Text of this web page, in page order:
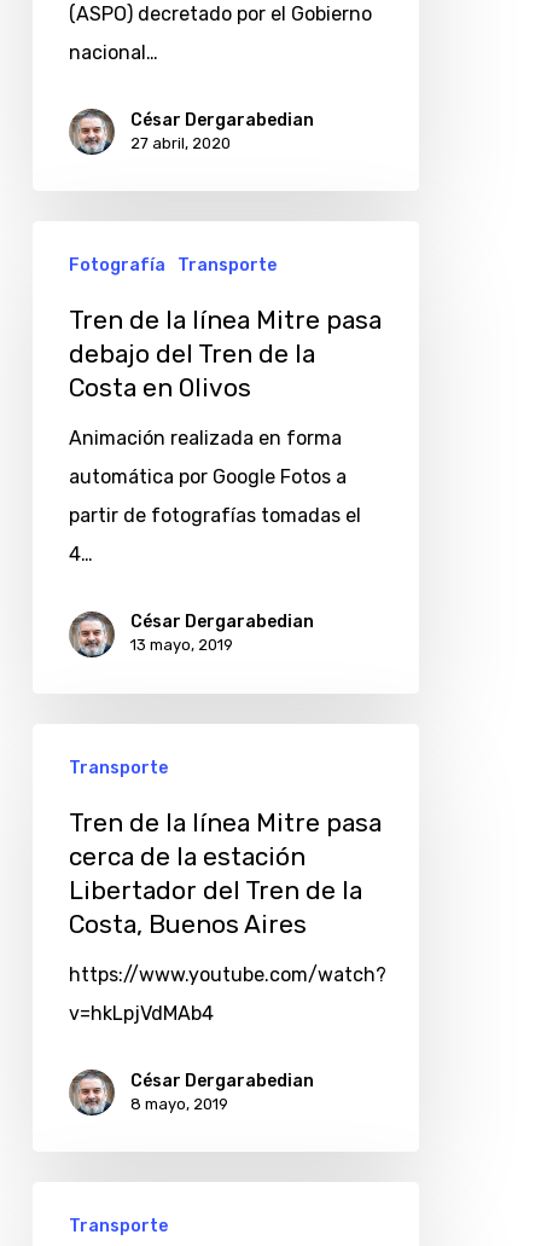
(ASPO) decretado por el Gobierno
nacional…
César Dergarabedian
27 abril, 2020
línea
Mitre
pasa
debajo
Tren
Fotografía Transporte
Tren de la línea Mitre pasa
debajo del Tren de la
Costa en Olivos
Animación realizada en forma
automática por Google Fotos a
partir de fotografías tomadas el
4…
César Dergarabedian
13 mayo, 2019
Transporte
Tren de la línea Mitre pasa
cerca de la estación
Libertador del Tren de la
Costa, Buenos Aires
https://www.youtube.com/watch?
v=hkLpjVdMAb4
César Dergarabedian
8 mayo, 2019
Transporte